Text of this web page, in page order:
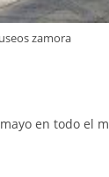
zamora
en todo el